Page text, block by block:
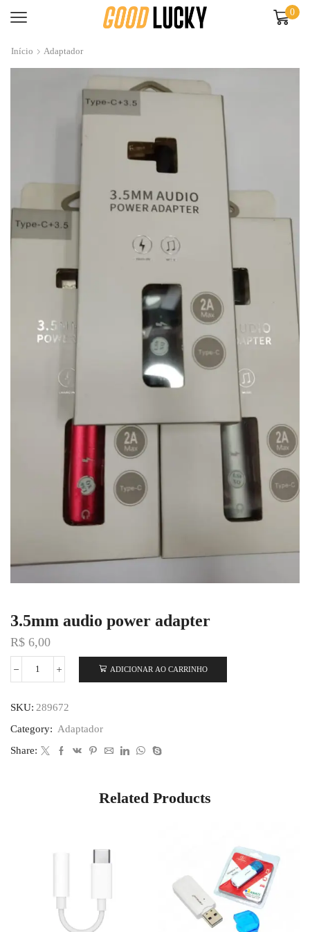
0
Início Adaptador
3.5mm audio power adapter
R$ 6,00
ADICIONAR AO CARRINHO
SKU: 289672
Category: Adaptador
Share:
Related Products